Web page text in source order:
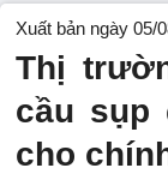
Xuất bản ngày 05/
Thị
cầu sụp
cho